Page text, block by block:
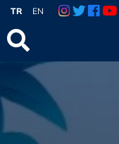
TR EN